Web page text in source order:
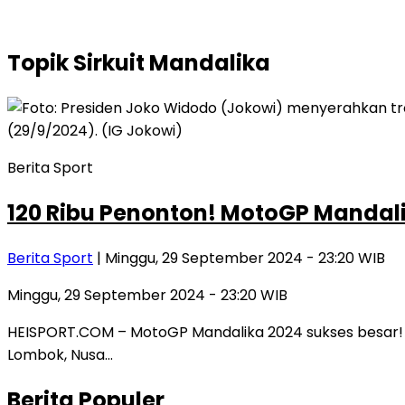
TopikSirkuit Mandalika
Berita Sport
120 Ribu Penonton! MotoGP
Berita Sport | Minggu, 29 September 2024 - 23:20 WIB
Minggu, 29 September 2024 - 23:20 WIB
HEISPORT.COM – MotoGP Mandalika 2024 sukses
Lombok, Nusa…